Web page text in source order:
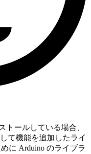
トールしている場合、
て機能を追加したライ
に Arduino のライブラ